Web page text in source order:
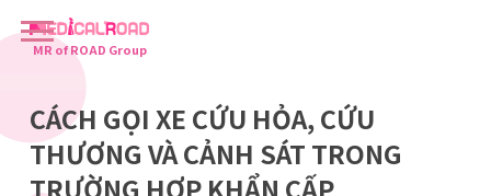
MR of ROAD Group
CÁCH GỌI XE CỨU HỎA, CỨU
THƯƠNG VÀ CẢNH SÁT TRONG